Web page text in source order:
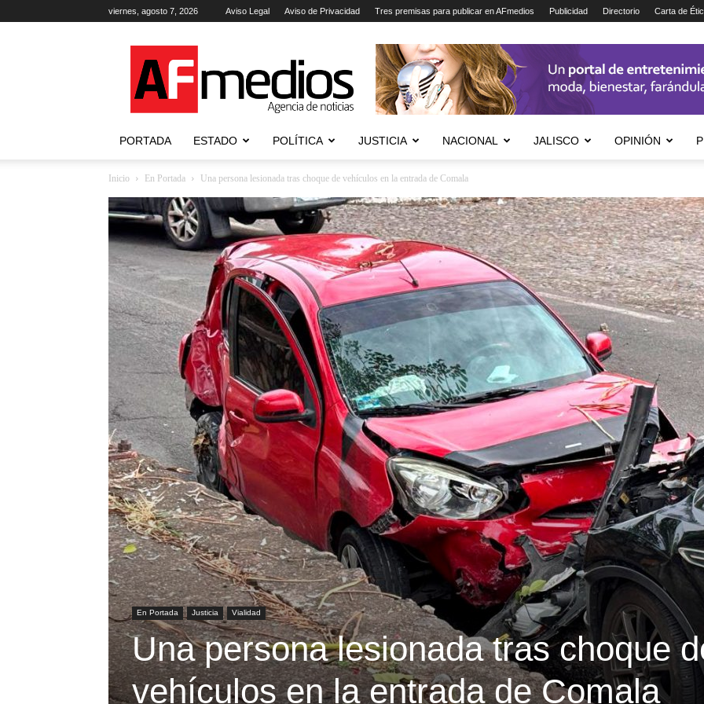
viernes, agosto 7, 2026 Aviso Legal Aviso de Privacidad Tres premisas para publicar en AFmedios Publicidad Directorio Carta de
Agencia
de
Noticias
PORTADA ESTADO POLÍTICA JUSTICIA NACIONAL JALISCO OPINIÓN
Inicio En Portada Una persona lesionada tras choque de vehículos en la entrada de Comala
En Portada Justicia Vialidad
Una persona lesionada tras choque
vehículos en la entrada de Comala